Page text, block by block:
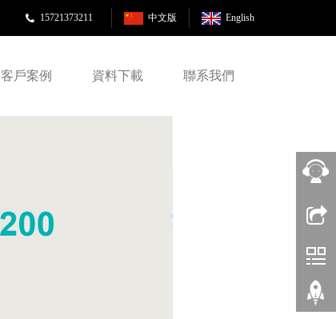
English
中文版
15721373211
客戶案例 資料下載 聯系我們